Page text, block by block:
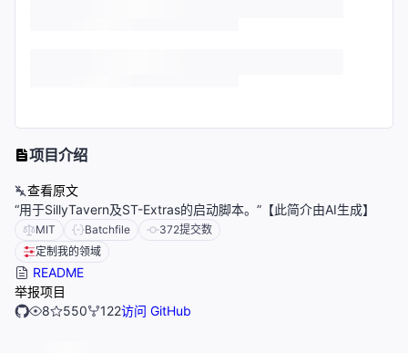
项目介绍
查看原文
“用于SillyTavern及ST-Extras的启动脚本。”【此简介由AI生成】
MIT Batchfile 372提交数
定制我的领域
README
举报项目
8
550 122访问 GitHub